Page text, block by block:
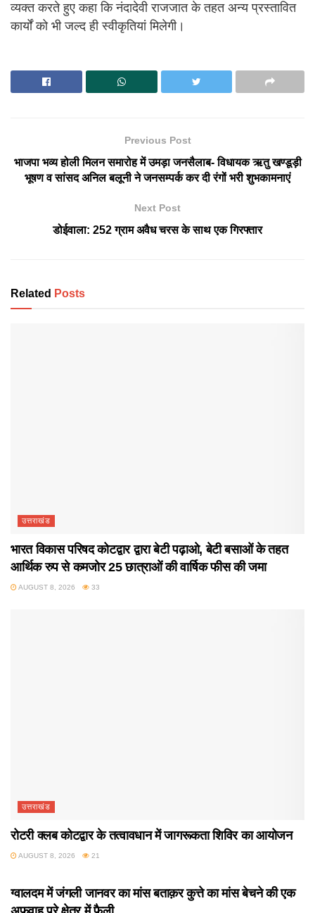
व्यक्त करते हुए कहा कि नंदादेवी राजजात के तहत अन्य प्रस्तावित
कार्यों को भी जल्द ही स्वीकृतियां मिलेगी।
Previous Post
भाजपा भव्य होली मिलन समारोह में उमड़ा जनसैलाब- विधायक ऋतु खण्डूड़ी
भूषण व सांसद अनिल बलूनी ने जनसम्पर्क कर दी रंगों भरी शुभकामनाएं
Next Post
डोईवाला: 252 ग्राम अवैध चरस के साथ एक गिरफ्तार
Related Posts
उत्तराखंड
भारत विकास परिषद कोटद्वार द्वारा बेटी पढ़ाओ, बेटी बसाओं के तहत
आर्थिक रुप से कमजोर 25 छात्राओं की वार्षिक फीस की जमा
AUGUST 8, 2026 33
उत्तराखंड
रोटरी क्लब कोटद्वार के तत्वावधान में जागरूकता शिविर का आयोजन
AUGUST 8, 2026 21
ग्वालदम में जंगली जानवर का मांस बताक़र कुत्ते का मांस बेचने की एक